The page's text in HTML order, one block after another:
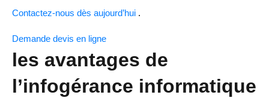
Contactez-nous dès aujourd’hui .
Demande devis en ligne
les avantages de
l’infogérance informatique